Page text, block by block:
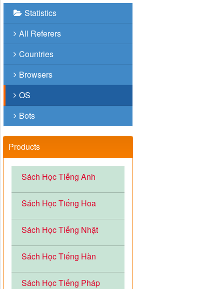
Statistics
All Referers
Countries
Browsers
OS
Bots
Products
Sách Học Tiếng Anh
Sách Học Tiếng Hoa
Sách Học Tiếng Nhật
Sách Học Tiếng Hàn
Sách Học Tiếng Pháp